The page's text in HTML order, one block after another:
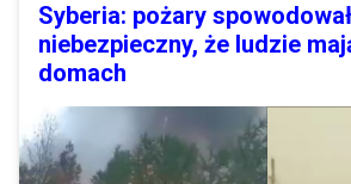
Syberia: pożary
niebezpieczny, że ludzie
domach